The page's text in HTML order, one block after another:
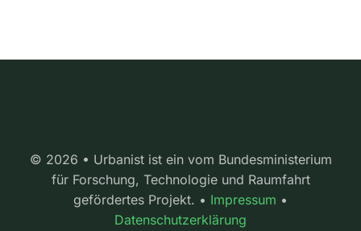
© 2026 • Urbanist ist ein vom Bundesministerium
für Forschung, Technologie und Raumfahrt
gefördertes Projekt. • Impressum •
Datenschutzerklärung